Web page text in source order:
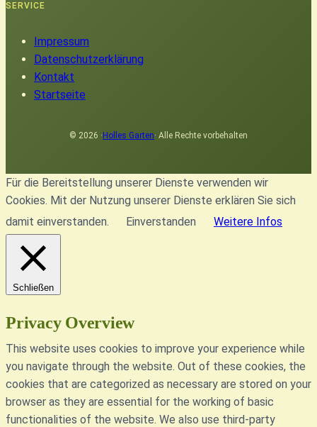
o
k
r
e
n
SERVICE
Impressum
Datenschutzerklärung
Kontakt
Startseite
© 2026 · Holles Garten· Alle Rechte vorbehalten
Für die Bereitstellung unserer Dienste verwenden wir
Cookies. Mit der Nutzung unserer Dienste erklären Sie sich
damit einverstanden.
Einverstanden Weitere Infos
Schließen
Privacy Overview
This website uses cookies to improve your experience while
you navigate through the website. Out of these cookies, the
cookies that are categorized as necessary are stored on your
browser as they are essential for the working of basic
functionalities of the website. We also use third-party